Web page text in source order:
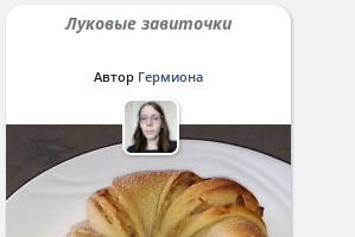
Луковые завиточки
Автор Гермиона